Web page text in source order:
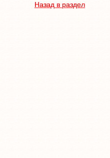
Назад в раздел